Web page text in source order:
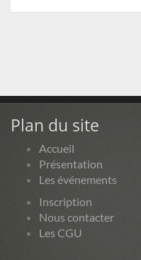
Plan du site
Accueil
Présentation
Les événements
Inscription
Nous contacter
Les CGU